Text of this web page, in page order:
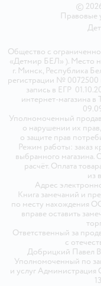
©
Правовые
Общество с
«Детмир БЕЛ» ). Место
г. Минск, Республика
регистрации №
запись в ЕГР
интернет-магазина
Уполномоченный
о нарушении их
о защите прав
Режим работы: заказ
выбранного
расчёт. Оплата
из
Адрес
Книга замечаний и
по месту нахождения
вправе оставить
Ответственный за
с
Добрицкий Павел
Уполномоченный по
и услуг Администрация